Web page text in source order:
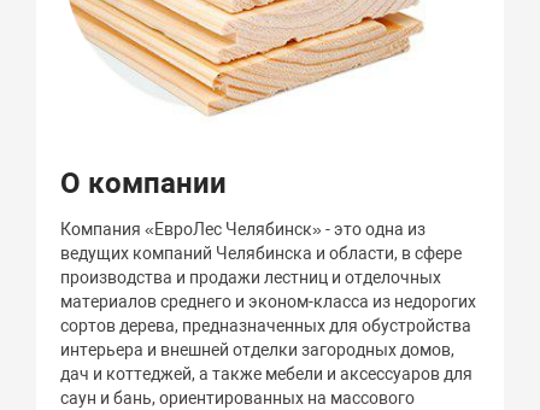
О компании
Компания «ЕвроЛес Челябинск» - это одна из
ведущих компаний Челябинска и области, в сфере
производства и продажи лестниц и отделочных
материалов среднего и эконом-класса из недорогих
сортов дерева, предназначенных для обустройства
интерьера и внешней отделки загородных домов,
дач и коттеджей, а также мебели и аксессуаров для
саун и бань, ориентированных на массового